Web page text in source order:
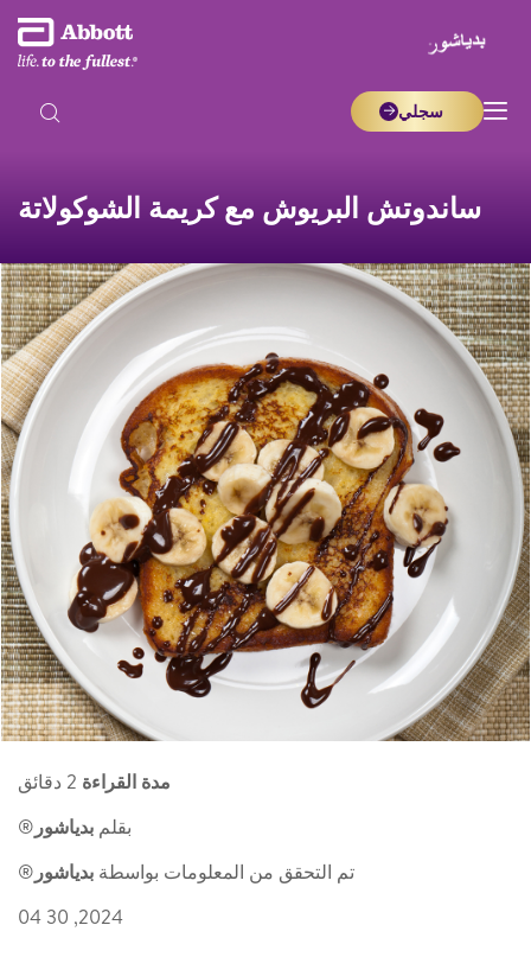
سجلي
ساندوتش البريوش مع كريمة الشوكولاتة
مدة القراءة
بقلم بدياشور ®
تم التحقق من المعلومات بواسطة بدياشور ®
2024, 30 04